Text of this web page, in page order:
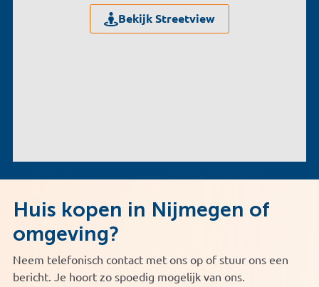
Bekijk Streetview
Huis kopen in Nijmegen of
omgeving?
Neem telefonisch contact met ons op of stuur ons een
bericht. Je hoort zo spoedig mogelijk van ons.